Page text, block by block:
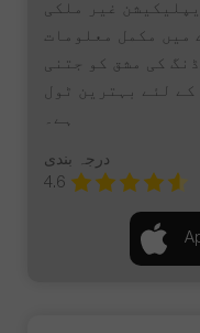
غیر ملکی
میں مکمل معلومات
کی مشق کو جتنی
لئے بہترین ٹول
ہے۔
درجہ بندی
4.6